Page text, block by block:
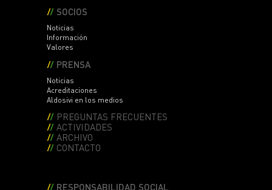
SOCIOS
Noticias
Información
Valores
PRENSA
Noticias
Acreditaciones
Aldosivi en los medios
PREGUNTAS FRECUENTES
ACTIVIDADES
ARCHIVO
CONTACTO
RESPONSABILIDAD SOCIAL